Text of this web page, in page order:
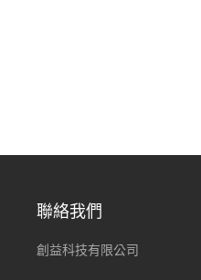
聯絡我們
創益科技有限公司